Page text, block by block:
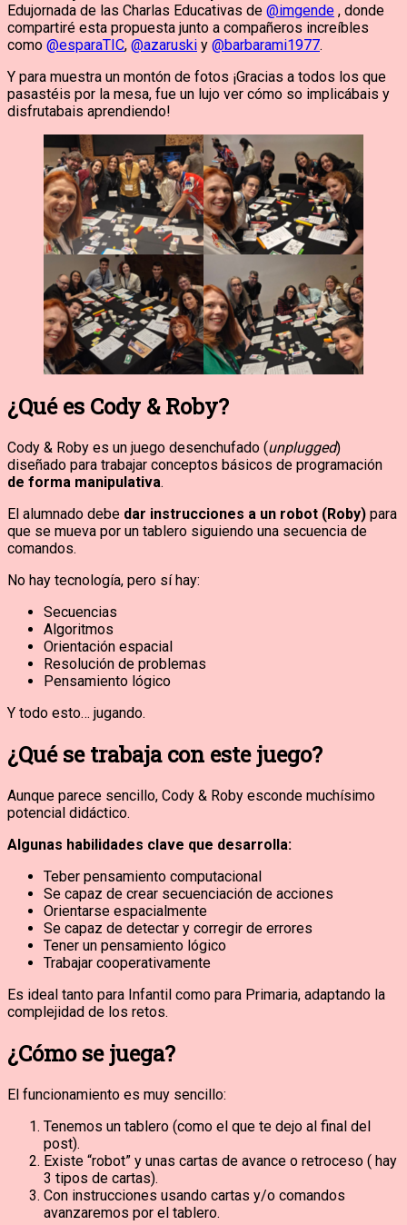
Edujornada de las Charlas Educativas de @imgende , donde
compartiré esta propuesta junto a compañeros increíbles
como @esparaTIC, @azaruski y @barbarami1977.
Y para muestra un montón de fotos ¡Gracias a todos los que
pasastéis por la mesa, fue un lujo ver cómo so implicábais y
disfrutabais aprendiendo!
¿Qué es Cody & Roby?
Cody & Roby es un juego desenchufado (unplugged)
diseñado para trabajar conceptos básicos de programación
de forma manipulativa.
El alumnado debe dar instrucciones a un robot (Roby) para
que se mueva por un tablero siguiendo una secuencia de
comandos.
No hay tecnología, pero sí hay:
Secuencias
Algoritmos
Orientación espacial
Resolución de problemas
Pensamiento lógico
Y todo esto… jugando.
¿Qué se trabaja con este juego?
Aunque parece sencillo, Cody & Roby esconde muchísimo
potencial didáctico.
Algunas habilidades clave que desarrolla:
Teber pensamiento computacional
Se capaz de crear secuenciación de acciones
Orientarse espacialmente
Se capaz de detectar y corregir de errores
Tener un pensamiento lógico
Trabajar cooperativamente
Es ideal tanto para Infantil como para Primaria, adaptando la
complejidad de los retos.
¿Cómo se juega?
El funcionamiento es muy sencillo:
Tenemos un tablero (como el que te dejo al final del
post).
Existe “robot” y unas cartas de avance o retroceso ( hay
3 tipos de cartas).
Con instrucciones usando cartas y/o comandos
avanzaremos por el tablero.